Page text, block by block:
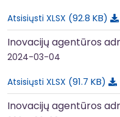
Atsisiųsti XLSX 92.8 KB
Inovacijų agentūros
2024-03-04
Atsisiųsti XLSX 91.7 KB
Inovacijų agentūros